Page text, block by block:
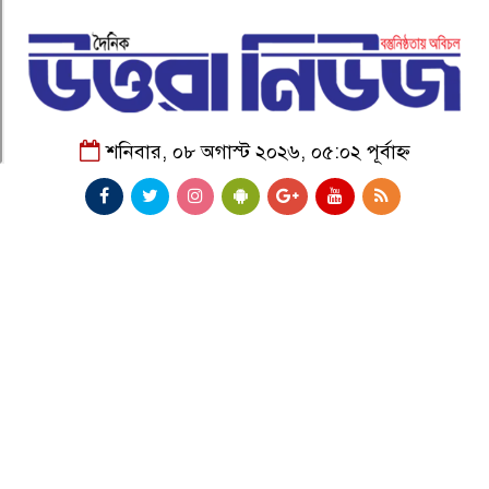
শনিবার, ০৮ অগাস্ট ২০২৬, ০৫:০২ পূর্বাহ্ন